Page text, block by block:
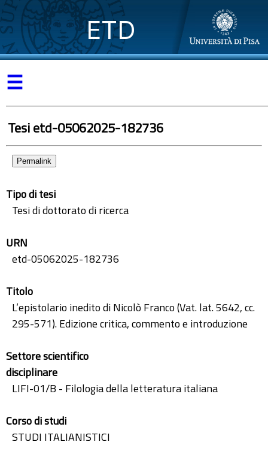
ETD
☰
Tesi etd-05062025-182736
Permalink
Tipo di tesi
Tesi di dottorato di ricerca
URN
etd-05062025-182736
Titolo
L’epistolario inedito di Nicolò Franco (Vat. lat. 5642, cc.
295-571). Edizione critica, commento e introduzione
Settore scientifico
disciplinare
LIFI-01/B - Filologia della letteratura italiana
Corso di studi
STUDI ITALIANISTICI